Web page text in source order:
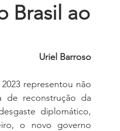
Brasil ao
Uriel Barroso
representou não
de reconstrução da
diplomático,
o novo governo